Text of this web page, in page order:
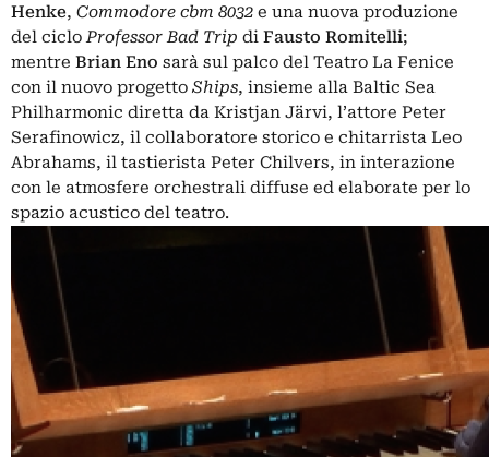
Henke, Commodore cbm 8032 e una nuova produzione
del cicloProfessor Bad Trip di Fausto Romitelli;
mentre Brian Eno sarà sul palco del Teatro La Fenice
con il nuovo progetto Ships, insieme alla Baltic Sea
Philharmonic diretta da Kristjan Järvi, l’attore Peter
Serafinowicz, il collaboratore storico e chitarrista Leo
Abrahams, il tastierista Peter Chilvers, in interazione
con le atmosfere orchestrali diffuse ed elaborate per lo
spazio acustico del teatro.